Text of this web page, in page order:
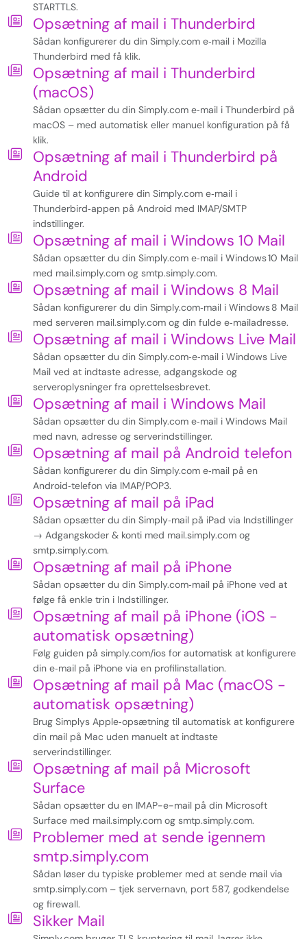
STARTTLS.
Opsætning af mail i Thunderbird
Sådan konfigurerer du din Simply.com e‑mail i Mozilla
Thunderbird med få klik.
Opsætning af mail i Thunderbird
(macOS)
Sådan opsætter du din Simply.com e‑mail i Thunderbird på
macOS – med automatisk eller manuel konfiguration på få
klik.
Opsætning af mail i Thunderbird på
Android
Guide til at konfigurere din Simply.com e‑mail i
Thunderbird‑appen på Android med IMAP/SMTP
indstillinger.
Opsætning af mail i Windows 10 Mail
Sådan opsætter du din Simply.com e‑mail i Windows 10 Mail
med mail.simply.com og smtp.simply.com.
Opsætning af mail i Windows 8 Mail
Sådan konfigurerer du din Simply.com‑mail i Windows 8 Mail
med serveren mail.simply.com og din fulde e‑mailadresse.
Opsætning af mail i Windows Live Mail
Sådan opsætter du din Simply.com‑e‑mail i Windows Live
Mail ved at indtaste adresse, adgangskode og
serveroplysninger fra oprettelsesbrevet.
Opsætning af mail i Windows Mail
Sådan opsætter du din Simply.com e‑mail i Windows Mail
med navn, adresse og serverindstillinger.
Opsætning af mail på Android telefon
Sådan konfigurerer du din Simply.com e‑mail på en
Android‑telefon via IMAP/POP3.
Opsætning af mail på iPad
Sådan opsætter du din Simply‑mail på iPad via Indstillinger
→ Adgangskoder & konti med mail.simply.com og
smtp.simply.com.
Opsætning af mail på iPhone
Sådan opsætter du din Simply.com‑mail på iPhone ved at
følge få enkle trin i Indstillinger.
Opsætning af mail på iPhone (iOS -
automatisk opsætning)
Følg guiden på simply.com/ios for automatisk at konfigurere
din e‑mail på iPhone via en profilinstallation.
Opsætning af mail på Mac (macOS -
automatisk opsætning)
Brug Simplys Apple‑opsætning til automatisk at konfigurere
din mail på Mac uden manuelt at indtaste
serverindstillinger.
Opsætning af mail på Microsoft
Surface
Sådan opsætter du en IMAP-e-mail på din Microsoft
Surface med mail.simply.com og smtp.simply.com.
Problemer med at sende igennem
smtp.simply.com
Sådan løser du typiske problemer med at sende mail via
smtp.simply.com – tjek servernavn, port 587, godkendelse
og firewall.
Sikker Mail